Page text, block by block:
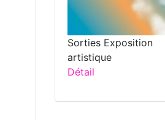
Sorties Exposition
artistique
Détail